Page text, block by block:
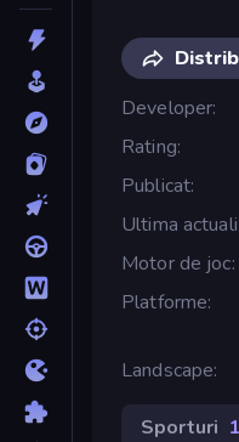
Developer
Rating
Publicat
Ultima
Motor de joc
Platforme
Landscape
Sporturi